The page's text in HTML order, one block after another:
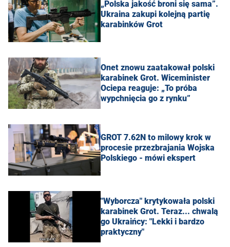
„Polska jakość broni się sama”.
Ukraina zakupi kolejną partię
karabinków Grot
Onet znowu zaatakował polski
karabinek Grot. Wiceminister
Ociepa reaguje: „To próba
wypchnięcia go z rynku”
GROT 7.62N to milowy krok w
procesie przezbrajania Wojska
Polskiego - mówi ekspert
"Wyborcza" krytykowała polski
karabinek Grot. Teraz... chwalą
go Ukraińcy: "Lekki i bardzo
praktyczny"